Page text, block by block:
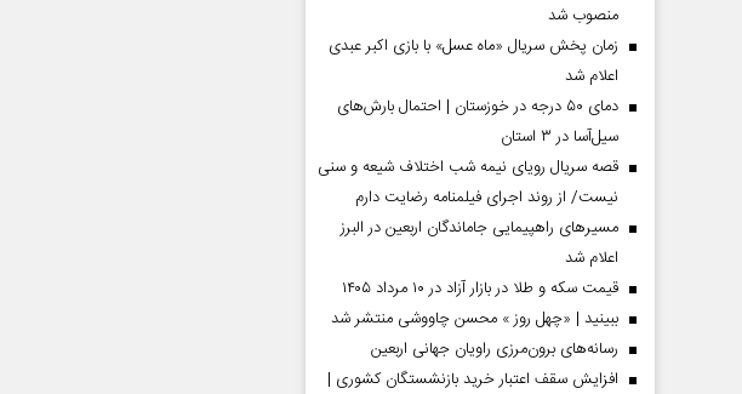
منصوب شد
زمان پخش سریال «ماه عسل» با بازی اکبر عبدی
اعلام شد
دمای ۵۰ درجه در خوزستان | احتمال بارش‌های
سیل‌آسا در ۳ استان
قصه سریال رویای نیمه شب اختلاف شیعه و سنی
نیست/ از روند اجرای فیلمنامه رضایت دارم
مسیر‌های راهپیمایی جاماندگان اربعین در البرز
اعلام شد
قیمت سکه و طلا در بازار آزاد در ۱۰ مرداد ۱۴۰۵
ببینید | «چهل روز » محسن چاووشی منتشر شد
رسانه‌های برون‌مرزی راویان جهانی اربعین
افزایش سقف اعتبار خرید بازنشستگان کشوری |
صفحات نخست روزنامه ها‌ی‌سه‌شنبه ۶ مردادماه